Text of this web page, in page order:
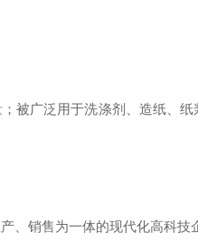
被广泛用于洗涤剂、造纸、
、销售为一体的现代化高科